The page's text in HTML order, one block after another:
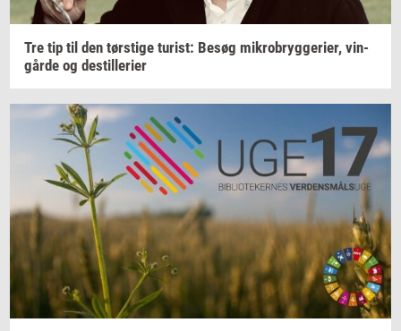
Tre tip til den tørsti­ge turist: Besøg mi­kro­bryg­ge­ri­er, vin­
går­de og destil­le­ri­er